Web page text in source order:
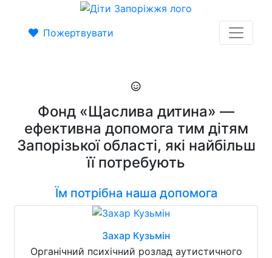
Пожертвувати
Фонд «Щаслива дитина» —
ефективна допомога тим дітям
Запорізької області, які найбільш
її потребують
Їм потрібна наша допомога
Захар Кузьмін
Органічний психічний розлад аутистичного